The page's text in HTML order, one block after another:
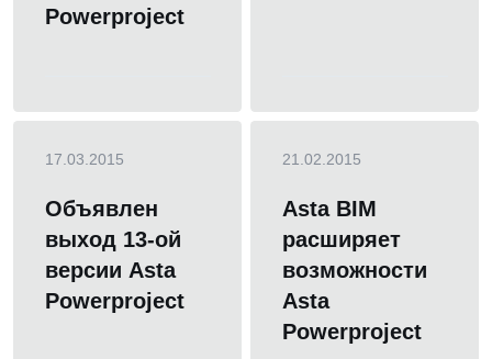
Powerproject
17.03.2015
Объявлен
выход 13-ой
версии Asta
Powerproject
21.02.2015
Asta BIM
расширяет
возможности
Asta
Powerproject